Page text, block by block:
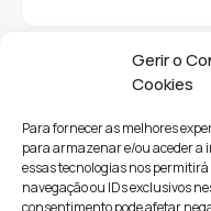
Gerir o
Cookies
Para fornecer as melhores
para armazenar e/ou aceder a
essas tecnologias nos
navegação ou IDs exclusivos
consentimento pode afetar